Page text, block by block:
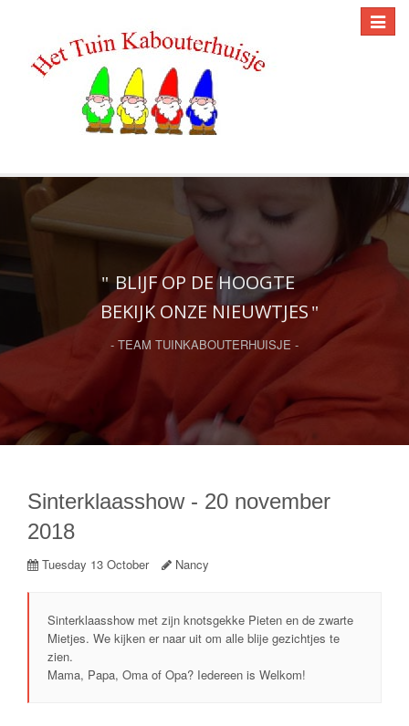
Toggle
BLIJF OP DE HOOGTE
BEKIJK ONZE NIEUWTJES
- TEAM TUINKABOUTERHUISJE -
Sinterklaasshow - 20 november
2018
Tuesday 13 October Nancy
Sinterklaasshow met zijn knotsgekke Pieten en de zwarte
Mietjes. We kijken er naar uit om alle blije gezichtjes te
zien.
Mama, Papa, Oma of Opa? Iedereen is Welkom!